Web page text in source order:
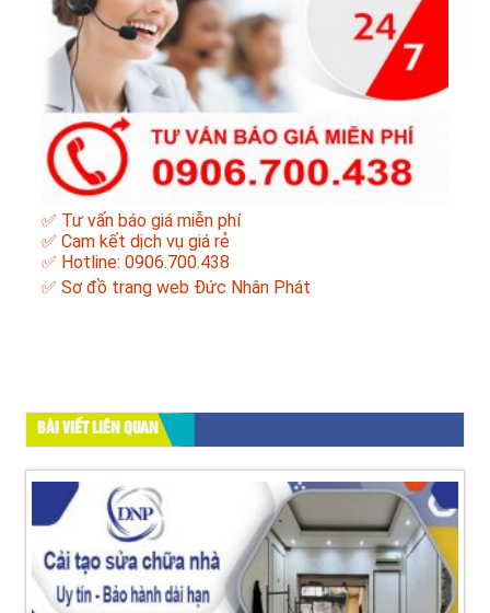
✅ Tư vấn báo giá miễn phí
✅ Cam kết dịch vụ giá rẻ
✅ Hotline: 0906.700.438
✅ Sơ đồ trang web Đức Nhân Phát
BÀI VIẾT LIÊN QUAN